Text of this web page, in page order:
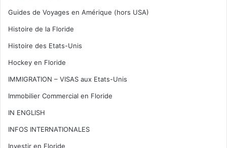
Guides de Voyages en Amérique (hors USA)
Histoire de la Floride
Histoire des Etats-Unis
Hockey en Floride
IMMIGRATION – VISAS aux Etats-Unis
Immobilier Commercial en Floride
IN ENGLISH
INFOS INTERNATIONALES
Investir en Floride